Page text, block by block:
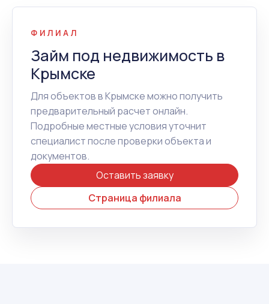
ФИЛИАЛ
Займ под недвижимость в
Крымске
Для объектов в Крымске можно получить
предварительный расчет онлайн.
Подробные местные условия уточнит
специалист после проверки объекта и
документов.
Оставить заявку
Страница филиала